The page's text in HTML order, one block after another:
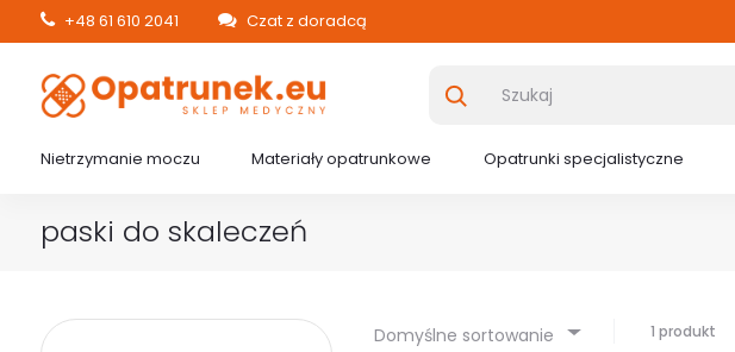
+48 61 610 2041 Czat z doradcą
Nietrzymanie moczu Materiały opatrunkowe Opatrunki specjalistyczne
paski do skaleczeń
Domyślne sortowanie 1 produkt